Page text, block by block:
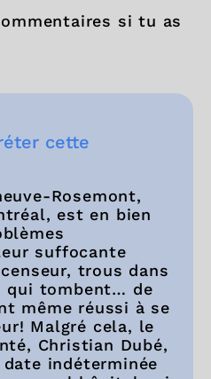
si tu as
cette
Rosemont,
est en bien
suffocante
trous dans
qui tombent… de
même réussi à se
Malgré cela, le
Christian Dubé,
indéterminée